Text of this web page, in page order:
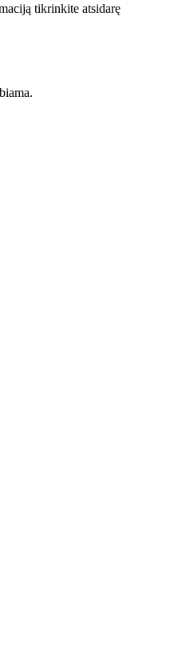
tikrinkite atsidarę